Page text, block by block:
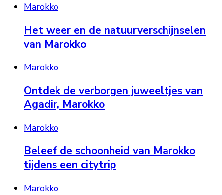
Marokko
Het weer en de natuurverschijnselen
van Marokko
Marokko
Ontdek de verborgen juweeltjes van
Agadir, Marokko
Marokko
Beleef de schoonheid van Marokko
tijdens een citytrip
Marokko